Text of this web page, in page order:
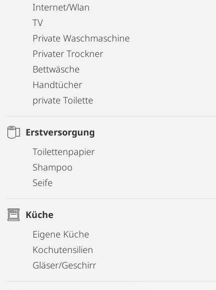
Internet/Wlan
TV
Private Waschmaschine
Privater Trockner
Bettwäsche
Handtücher
private Toilette
Erstversorgung
Toilettenpapier
Shampoo
Seife
Küche
Eigene Küche
Kochutensilien
Gläser/Geschirr